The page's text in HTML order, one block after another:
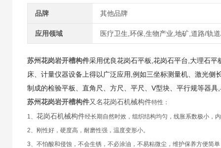
品牌 其他品牌
应用领域 医疗卫生,环保,生物产业,地矿,道路/轨
苏州花岗岩开槽构件采用优良花岗石平板,花岗石平台,大理石
床、计量仪器设备上得以广泛应用,例如三坐标测量机、激光
制成的检验平板、直角尺、方尺、平尺、V型块、平行规等器
苏州花岗岩开槽构件又名花岗石机械构件特性：
1、 花岗石机械构件经长期自然时效，组织结构均匀，线胀系数极小，
2、刚性好，硬度高，耐磨性强，温度变形小。
3、不怕酸和侵蚀，不会生锈，不必涂油，不易粘微尘，维护保养方便简